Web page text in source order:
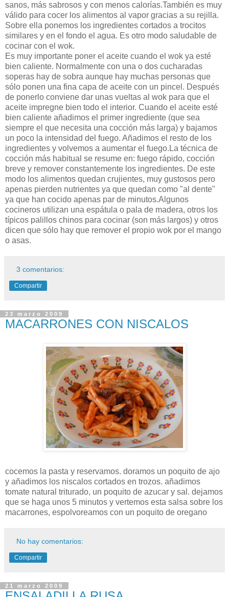
sanos, más sabrosos y con menos calorías.También es muy
válido para cocer los alimentos al vapor gracias a su rejilla.
Sobre ella ponemos los ingredientes cortados a trocitos
similares y en el fondo el agua. Es otro modo saludable de
cocinar con el wok.
Es muy importante poner el aceite cuando el wok ya esté
bien caliente. Normalmente con una o dos cucharadas
soperas hay de sobra aunque hay muchas personas que
sólo ponen una fina capa de aceite con un pincel. Después
de ponerlo conviene dar unas vueltas al wok para que el
aceite impregne bien todo el interior. Cuando el aceite esté
bien caliente añadimos el primer ingrediente (que sea
siempre el que necesita una cocción más larga) y bajamos
un poco la intensidad del fuego. Añadimos el resto de los
ingredientes y volvemos a aumentar el fuego.La técnica de
cocción más habitual se resume en: fuego rápido, cocción
breve y remover constantemente los ingredientes. De este
modo los alimentos quedan crujientes, muy gustosos pero
apenas pierden nutrientes ya que quedan como "al dente"
ya que han cocido apenas par de minutos.Algunos
cocineros utilizan una espátula o pala de madera, otros los
típicos palillos chinos para cocinar (son más largos) y otros
dicen que sólo hay que remover el propio wok por el mango
o asas.
3 comentarios:
Compartir
23 marzo 2009
MACARRONES CON NISCALOS
cocemos la pasta y reservamos. doramos un poquito de ajo
y añadimos los niscalos cortados en trozos. añadimos
tomate natural triturado, un poquito de azucar y sal. dejamos
que se haga unos 5 minutos y vertemos esta salsa sobre los
macarrones, espolvoreamos con un poquito de oregano
No hay comentarios:
Compartir
21 marzo 2009